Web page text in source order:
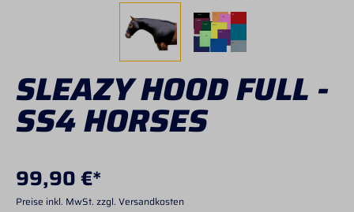
SLEAZY HOOD FULL -
SS4 HORSES
99,90 €*
Preise inkl. MwSt. zzgl. Versandkosten